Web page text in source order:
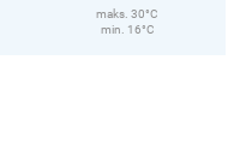
maks. 30°C
min. 16°C